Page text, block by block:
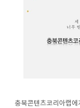
충북콘텐츠코리아랩